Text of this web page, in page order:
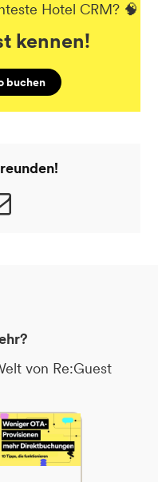
Hotel CRM? 🧠
kennen!
buchen
von Re:Guest